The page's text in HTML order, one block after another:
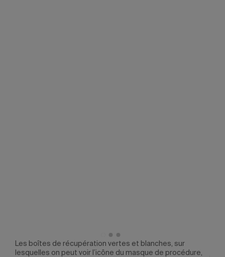
Les boîtes de récupération vertes et blanches, sur
lesquelles on peut voir l’icône du masque de procédure,